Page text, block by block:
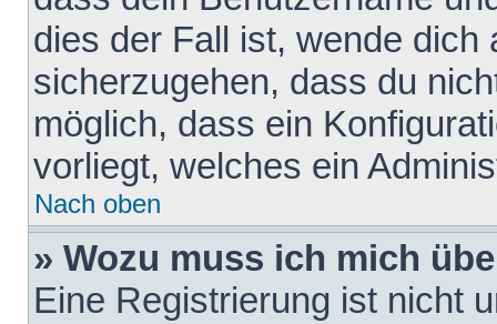
dies der Fall ist, wende dich
sicherzugehen, dass du
möglich, dass ein
vorliegt, welches ein
Nach oben
» Wozu muss ich mich
Eine Registrierung ist nicht